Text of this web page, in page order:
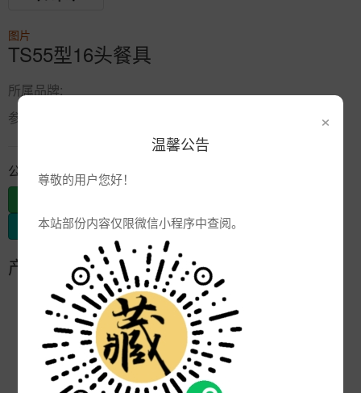
×
温馨公告
尊敬的用户您好！
本站部份内容仅限微信小程序中查阅。
图片
TS55型16头餐具
所属品牌:
参考报价:
公司信息
发布采购
产品参数
编号:
品牌:
产地:
湖南
次数:
4494